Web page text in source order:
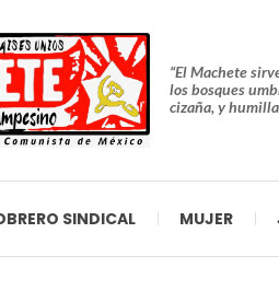
“El Machete
los bosques
cizaña, y
SINDICAL MUJER